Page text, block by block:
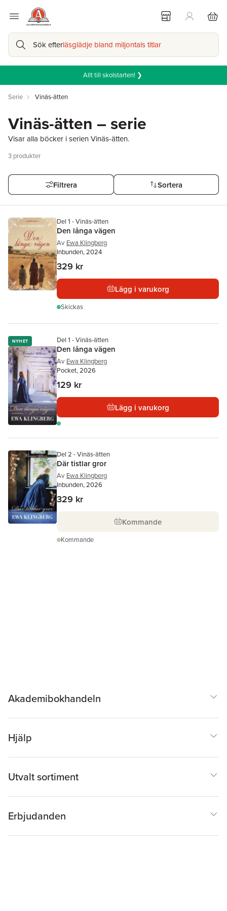
Sök efterläsglädje bland miljontals titlar
Allt till skolstarten! ❯
Serie Vinäs-ätten
Vinäs-ätten – serie
Visar alla böcker i serien Vinäs-ätten.
3 produkter
Filtrera Sortera
Del 1 - Vinäs-ätten
Den långa vägen
Av Ewa Klingberg
Inbunden, 2024
329 kr
Lägg i varukorg
Skickas
NYHET Del 1 - Vinäs-ätten
Den långa vägen
Av Ewa Klingberg
Pocket, 2026
129 kr
Lägg i varukorg
Del 2 - Vinäs-ätten
Där tistlar gror
Av Ewa Klingberg
Inbunden, 2026
329 kr
Kommande
Kommande
Akademibokhandeln
Hjälp
Utvalt sortiment
Erbjudanden